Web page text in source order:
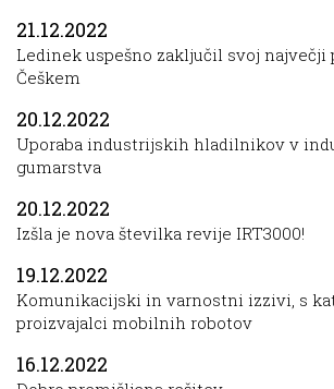
21.12.2022
Ledinek uspešno zaključil svoj največji
Češkem
20.12.2022
Uporaba industrijskih hladilnikov v
gumarstva
20.12.2022
Izšla je nova številka revije IRT3000!
19.12.2022
Komunikacijski in varnostni izzivi, s
proizvajalci mobilnih robotov
16.12.2022